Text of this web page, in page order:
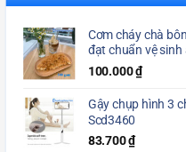
Cơm cháy chà
đạt chuẩn vệ
100.000₫
Gậy chụp hình 3
Scd3460
83.700₫